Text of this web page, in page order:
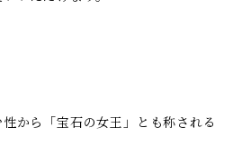
から「宝石の女王」とも称される